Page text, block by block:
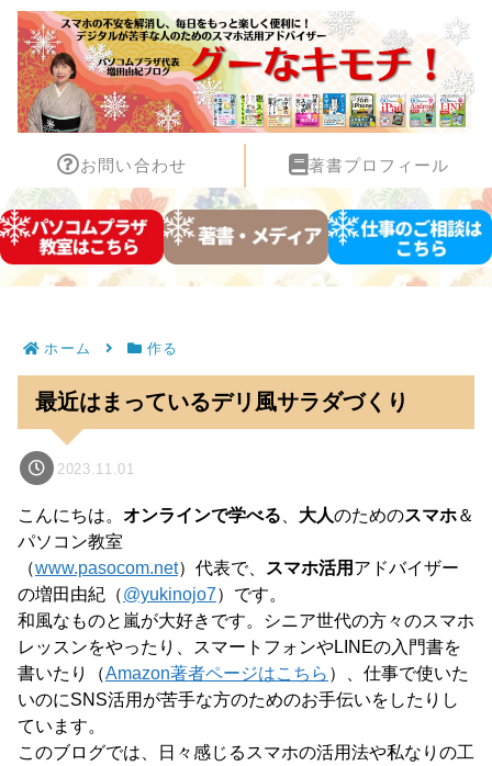
お問い合わせ 著書プロフィール
ホーム 作る
最近はまっているデリ風サラダづくり
2023.11.01
こんにちは。 オンラインで学べる 大人のためのスマホ＆
パソコン教室
（www.pasocom.net）代表で、 スマホ活用 アドバイザー
の増田由紀（@yukinojo7）です。
和風なものと嵐が大好きです。シニア世代の方々のスマホ
レッスンをやったり、スマートフォンやLINEの入門書を
書いたり（Amazon著者ページはこちら ）、仕事で使いた
いのにSNS活用が苦手な方のためのお手伝いをしたりし
ています。
このブログでは、日々感じるスマホの活用法や私なりの工